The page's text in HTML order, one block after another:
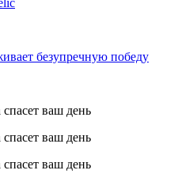
безупречную победу